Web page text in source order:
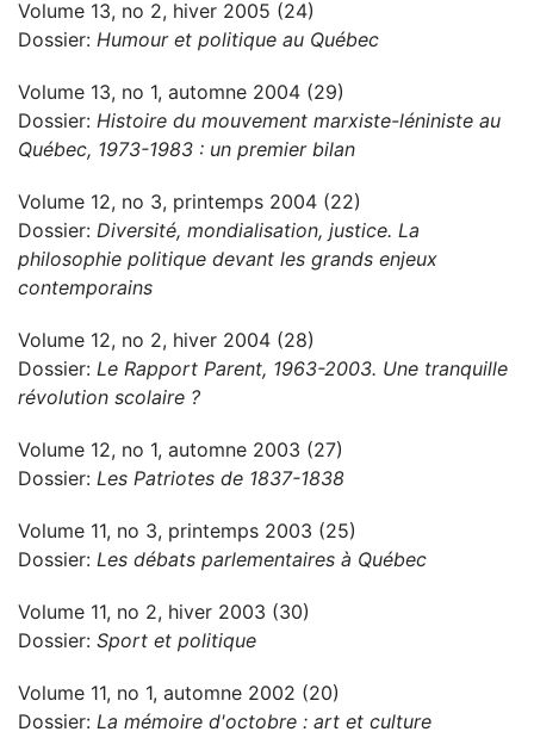
Volume 13, no 2, hiver 2005 (24)
Dossier: Humour et politique au Québec
Volume 13, no 1, automne 2004 (29)
Dossier: Histoire du mouvement marxiste-léniniste au
Québec, 1973-1983 : un premier bilan
Volume 12, no 3, printemps 2004 (22)
Dossier: Diversité, mondialisation, justice. La
philosophie politique devant les grands enjeux
contemporains
Volume 12, no 2, hiver 2004 (28)
Dossier: Le Rapport Parent, 1963-2003. Une tranquille
révolution scolaire ?
Volume 12, no 1, automne 2003 (27)
Dossier: Les Patriotes de 1837-1838
Volume 11, no 3, printemps 2003 (25)
Dossier: Les débats parlementaires à Québec
Volume 11, no 2, hiver 2003 (30)
Dossier: Sport et politique
Volume 11, no 1, automne 2002 (20)
Dossier: La mémoire d'octobre : art et culture